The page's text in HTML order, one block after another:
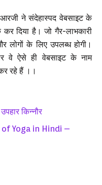
ने संदेहास्पद वेबसाइट के
दिया है। जो गैर-लाभकारी
लोगों के लिए उपलब्ध होगी।
वे ऐसे ही वेबसाइट के नाम
रहे हैं ।।
किन्नौर
of Yoga in Hindi –